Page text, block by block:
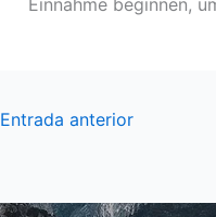
Entrada anterior